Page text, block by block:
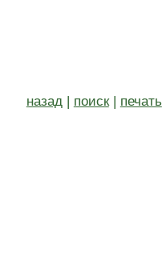
назад| поиск| печать